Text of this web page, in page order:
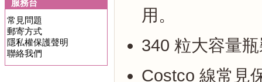
服務台
常見問題
郵寄方式
隱私權保護聲明
聯絡我們
用。
340 粒大容量
Costco 線常見